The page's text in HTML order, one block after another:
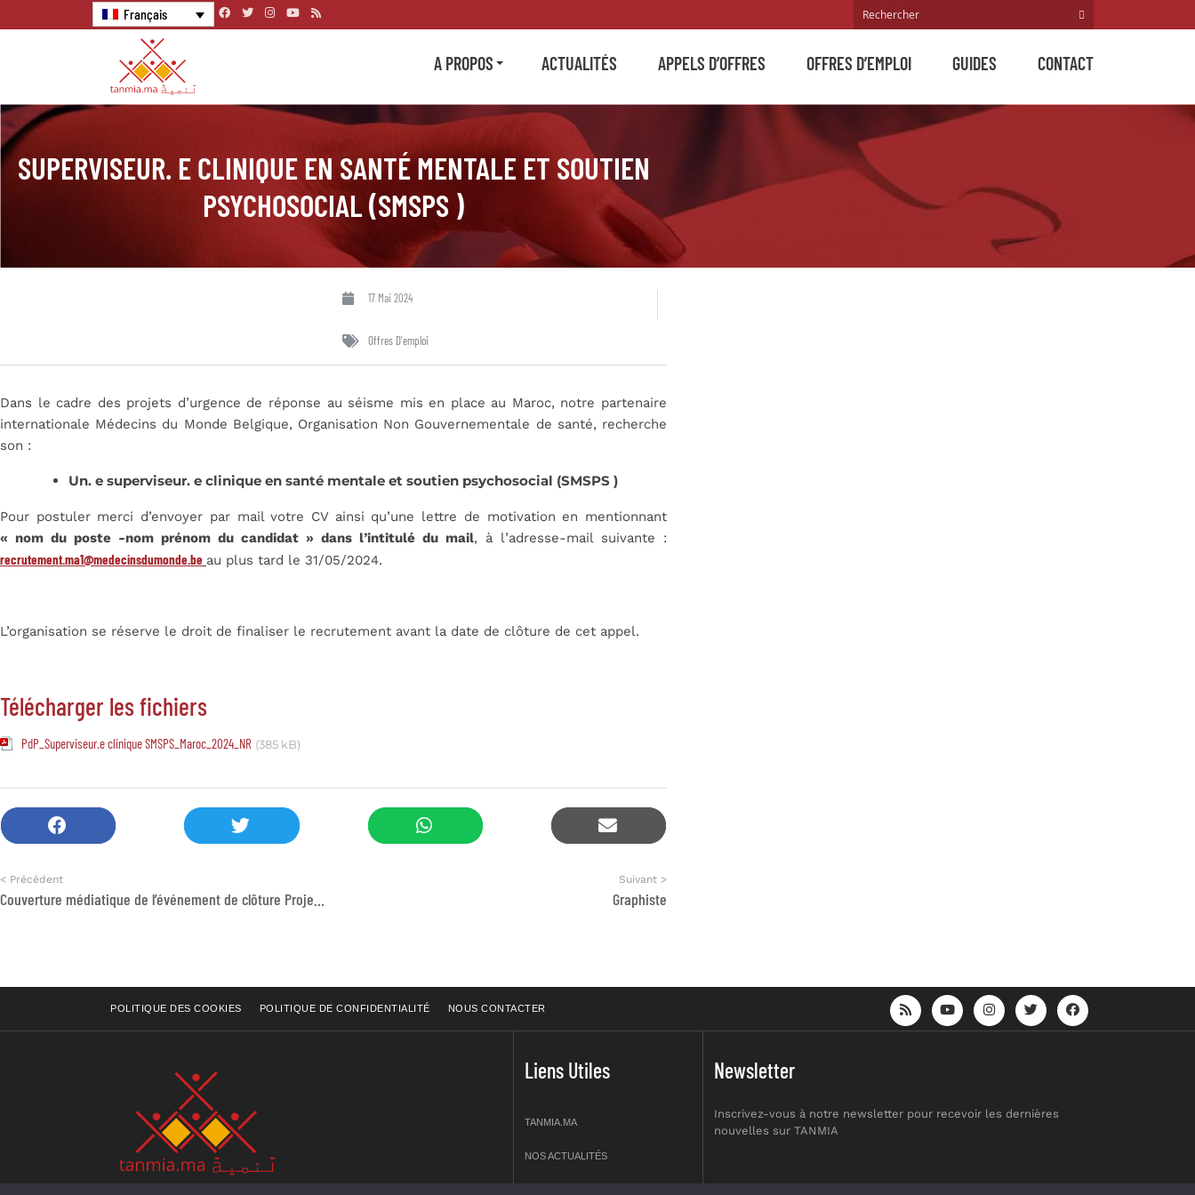
Français
A PROPOS ACTUALITÉS APPELS D’OFFRES OFFRES D’EMPLOI GUIDES CONTACT
SUPERVISEUR. E CLINIQUE EN SANTÉ MENTALE ET SOUTIEN
PSYCHOSOCIAL (SMSPS )
17 Mai 2024
Offres D'emploi
Dans le cadre des projets d’urgence de réponse au séisme mis en place au Maroc, notre partenaire
internationale Médecins du Monde Belgique, Organisation Non Gouvernementale de santé, recherche
son :
Un. e superviseur. e clinique en santé mentale et soutien psychosocial (SMSPS )
Pour postuler merci d’envoyer par mail votre CV ainsi qu’une lettre de motivation en mentionnant
« nom du poste -nom prénom du candidat » dans l’intitulé du mail, à l’adresse-mail suivante :
recrutement.ma1@medecinsdumonde.be au plus tard le 31/05/2024.
L’organisation se réserve le droit de finaliser le recrutement avant la date de clôture de cet appel.
Télécharger les fichiers
PdP_Superviseur.e clinique SMSPS_Maroc_2024_NR (385 kB)
< Précédent Suivant >
Graphiste
POLITIQUE DES COOKIES POLITIQUE DE CONFIDENTIALITÉ NOUS CONTACTER
Liens Utiles
TANMIA.MA
NOS ACTUALITÉS
Newsletter
Inscrivez-vous à notre newsletter pour recevoir les dernières
nouvelles sur TANMIA